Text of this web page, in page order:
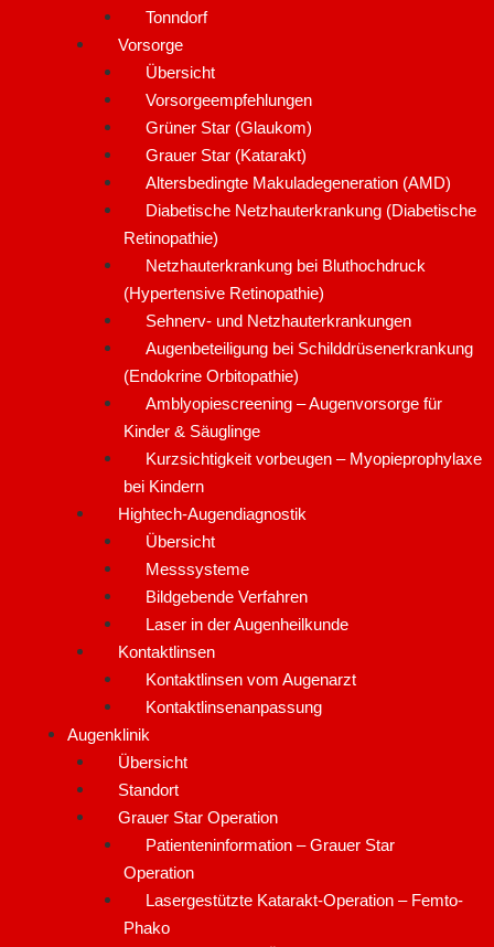
Tonndorf
Vorsorge
Übersicht
Vorsorgeempfehlungen
Grüner Star (Glaukom)
Grauer Star (Katarakt)
Altersbedingte Makuladegeneration (AMD)
Diabetische Netzhauterkrankung (Diabetische
Retinopathie)
Netzhauterkrankung bei Bluthochdruck
(Hypertensive Retinopathie)
Sehnerv- und Netzhauterkrankungen
Augenbeteiligung bei Schilddrüsenerkrankung
(Endokrine Orbitopathie)
Amblyopiescreening – Augenvorsorge für
Kinder & Säuglinge
Kurzsichtigkeit vorbeugen – Myopieprophylaxe
bei Kindern
Hightech-Augendiagnostik
Übersicht
Messsysteme
Bildgebende Verfahren
Laser in der Augenheilkunde
Kontaktlinsen
Kontaktlinsen vom Augenarzt
Kontaktlinsenanpassung
Augenklinik
Übersicht
Standort
Grauer Star Operation
Patienteninformation – Grauer Star
Operation
Lasergestützte Katarakt-Operation – Femto-
Phako